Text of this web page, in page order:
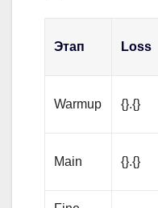
Этап Loss
Warmup {}.{}
Main {}.{}